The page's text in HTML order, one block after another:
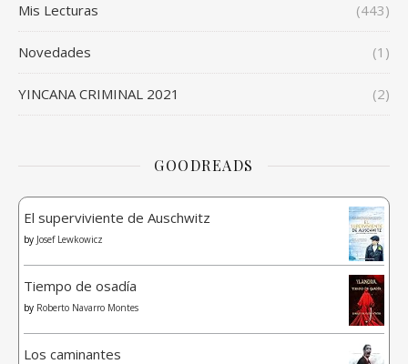
Mis Lecturas (443)
Novedades (1)
YINCANA CRIMINAL 2021 (2)
GOODREADS
El superviviente de Auschwitz
by Josef Lewkowicz
Tiempo de osadía
by Roberto Navarro Montes
Los caminantes